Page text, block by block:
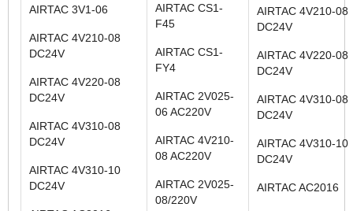
AIRTAC 3V1-06
AIRTAC 4V210-08
DC24V
AIRTAC 4V220-08
DC24V
AIRTAC 4V310-08
DC24V
AIRTAC 4V310-10
DC24V
AIRTAC CS1-
F45
AIRTAC CS1-
FY4
AIRTAC 2V025-
06 AC220V
AIRTAC 4V210-
08 AC220V
AIRTAC 2V025-
08/220V
AIRTAC 4V210-08
DC24V
AIRTAC 4V220-08
DC24V
AIRTAC 4V310-08
DC24V
AIRTAC 4V310-10
DC24V
AIRTAC AC2016